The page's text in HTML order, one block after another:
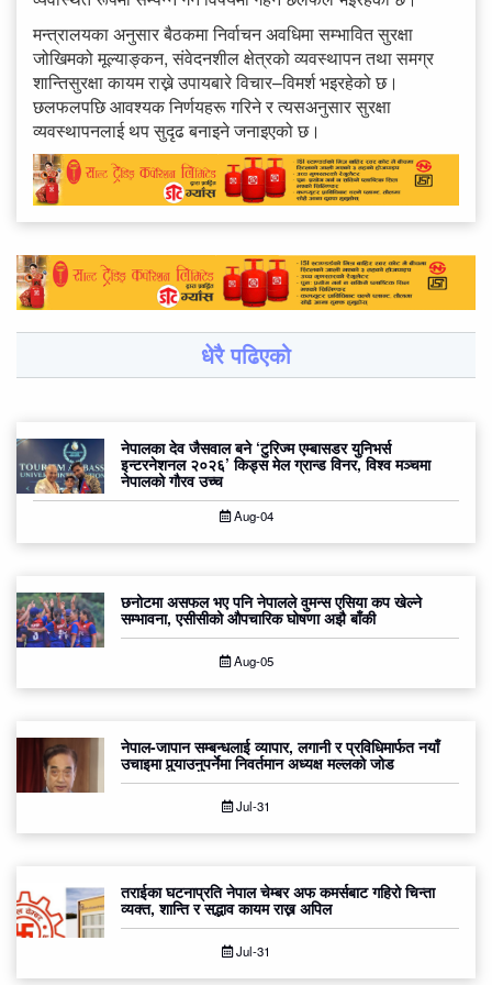
मन्त्रालयका अनुसार बैठकमा निर्वाचन अवधिमा सम्भावित सुरक्षा
जोखिमको मूल्याङ्कन, संवेदनशील क्षेत्रको व्यवस्थापन तथा समग्र
शान्तिसुरक्षा कायम राख्ने उपायबारे विचार–विमर्श भइरहेको छ।
छलफलपछि आवश्यक निर्णयहरू गरिने र त्यसअनुसार सुरक्षा
व्यवस्थापनलाई थप सुदृढ बनाइने जनाइएको छ।
धेरै पढिएको
नेपालका देव जैसवाल बने ‘टुरिज्म एम्बासडर युनिभर्स
इन्टरनेशनल २०२६’ किड्स मेल ग्रान्ड विनर, विश्व मञ्चमा
नेपालको गौरव उच्च
Aug-04
छनोटमा असफल भए पनि नेपालले वुमन्स एसिया कप खेल्ने
सम्भावना, एसीसीको औपचारिक घोषणा अझै बाँकी
Aug-05
नेपाल-जापान सम्बन्धलाई व्यापार, लगानी र प्रविधिमार्फत नयाँ
उचाइमा पुर्‍याउनुपर्नेमा निवर्तमान अध्यक्ष मल्लको जोड
Jul-31
तराईका घटनाप्रति नेपाल चेम्बर अफ कमर्सबाट गहिरो चिन्ता
व्यक्त, शान्ति र सद्भाव कायम राख्न अपिल
Jul-31